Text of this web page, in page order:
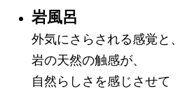
岩風呂
外気にさらされる感覚と、
岩の天然の触感が、
自然らしさを感じさせて